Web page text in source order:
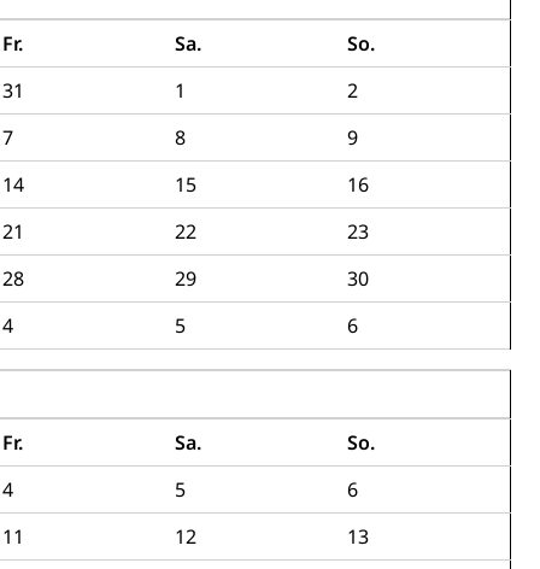
Fr. Sa.
So.
31 1
2
7 8
9
14 15
16
21 22
23
28 29
30
4 5 6
Fr. Sa.
So.
4 5
6
11 12
13